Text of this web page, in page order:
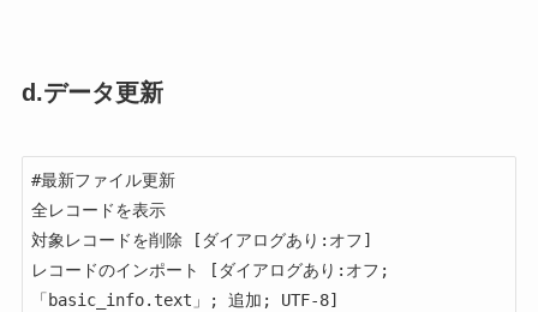
d.データ更新
#最新ファイル更新
全レコードを表示
対象レコードを削除 [ダイアログあり:オフ]
レコードのインポート [ダイアログあり:オフ;
「basic_info.text」; 追加; UTF-8]